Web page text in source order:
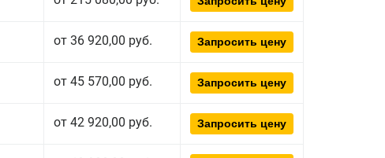
от 36 920,00 руб. Запросить цену
от 45 570,00 руб. Запросить цену
от 42 920,00 руб. Запросить цену